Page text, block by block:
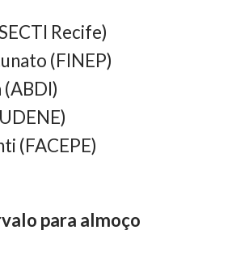
Recife)
(FINEP)
(ABDI)
(FACEPE)
para almoço